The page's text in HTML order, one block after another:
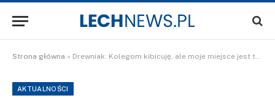
Strona główna » Drewniak: Kolegom kibicuję, ale moje miejsce jest teraz w Górniku
AKTUALNOŚCI